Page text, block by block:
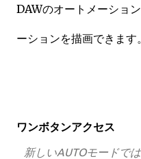
DAWのオートメーショ
ーションを描画できます。
ワンボタンアクセス
新しいAUTOモードで